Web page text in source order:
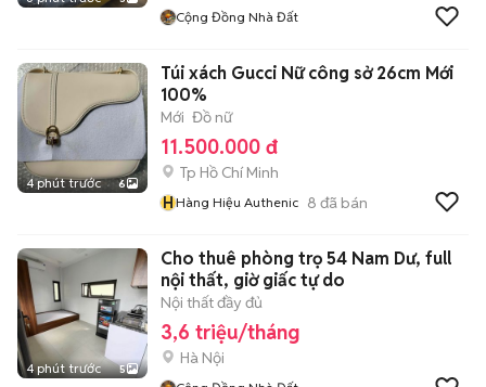
Cộng Đồng Nhà Đất
4 phút trước 6
Túi xách Gucci Nữ công sở 26cm Mới
100%
Mới Đồ nữ
11.500.000 đ
Tp Hồ Chí Minh
HHàng Hiệu Authenic 8 đã bán
4 phút trước 5
Cho thuê phòng trọ 54 Nam Dư, full
nội thất, giờ giấc tự do
Nội thất đầy đủ
3,6 triệu/tháng
Hà Nội